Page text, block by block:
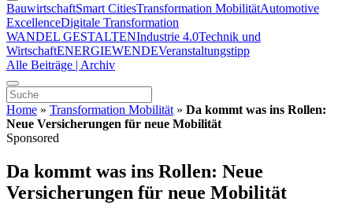
BauwirtschaftSmart CitiesTransformation MobilitätAutomotive
ExcellenceDigitale Transformation
WANDEL GESTALTENIndustrie 4.0Technik und
WirtschaftENERGIEWENDEVeranstaltungstipp
Alle Beiträge | Archiv
Home » Transformation Mobilität » Da kommt was ins Rollen:
Neue Versicherungen für neue Mobilität
Sponsored
Da kommt was ins Rollen: Neue
Versicherungen für neue Mobilität